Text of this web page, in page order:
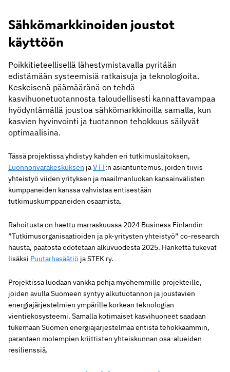
Sähkömarkkinoiden joustot
käyttöön
Poikkitieteellisellä lähestymistavalla pyritään
edistämään systeemisiä ratkaisuja ja teknologioita.
Keskeisenä päämääränä on tehdä
kasvihuonetuotannosta taloudellisesti kannattavampaa
hyödyntämällä joustoa sähkömarkkinoilla samalla, kun
kasvien hyvinvointi ja tuotannon tehokkuus säilyvät
optimaalisina.
Tässä projektissa yhdistyy kahden eri tutkimuslaitoksen,
Luonnonvarakeskuksen jaVTT:n asiantuntemus, joiden tiivis
yhteistyö viiden yrityksen ja maailmanluokan kansainvälisten
kumppaneiden kanssa vahvistaa entisestään
tutkimuskumppaneiden osaamista.
Rahoitusta on haettu marraskuussa 2024 Business Finlandin
”Tutkimusorganisaatioiden ja pk-yritysten yhteistyö” co-research
hausta, päätöstä odotetaan alkuvuodesta 2025. Hanketta tukevat
lisäksi Puutarhasäätiö ja STEK ry.
Projektissa luodaan vankka pohja myöhemmille projekteille,
joiden avulla Suomeen syntyy alkutuotannon ja joustavien
energiajärjestelmien ympärille korkean teknologian
vientiekosysteemi. Samalla kotimaiset kasvihuoneet saadaan
tukemaan Suomen energiajärjestelmää entistä tehokkaammin,
parantaen molempien kriittisten yhteiskunnan osa-alueiden
resilienssiä.